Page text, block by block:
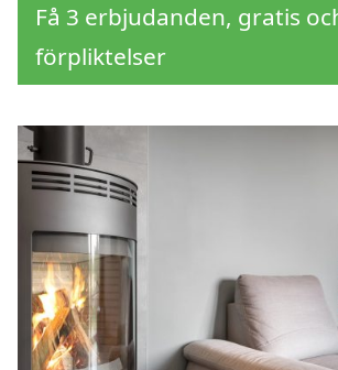
Få 3 erbjudanden, gratis
förpliktelser